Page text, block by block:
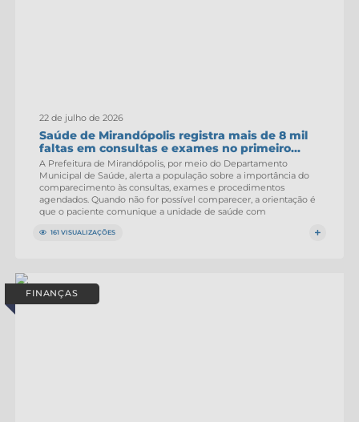
22 de julho de 2026
Saúde de Mirandópolis registra mais de 8 mil
faltas em consultas e exames no primeiro...
A Prefeitura de Mirandópolis, por meio do Departamento
Municipal de Saúde, alerta a população sobre a importância do
comparecimento às consultas, exames e procedimentos
agendados. Quando não for possível comparecer, a orientação é
que o paciente comunique a unidade de saúde com
161 VISUALIZAÇÕES
FINANÇAS